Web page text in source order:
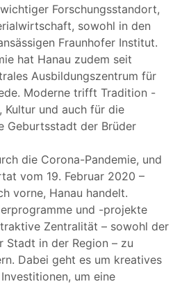
Forschungsstandort,
sowohl in den
Fraunhofer Institut.
hat Hanau zudem seit
Ausbildungszentrum für
Moderne trifft Tradition -
und auch für die
Geburtsstadt der Brüder
die Corona-Pandemie, und
vom 19. Februar 2020 –
vorne, Hanau handelt.
und -projekte
Zentralität – sowohl der
Stadt in der Region – zu
Dabei geht es um kreatives
um eine